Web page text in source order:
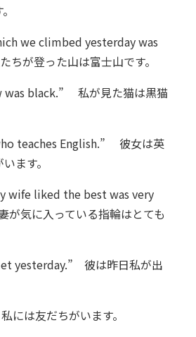
we climbed yesterday was
が登った山は富士山です。
was black.” 私が見た猫は黒猫
teaches English.” 彼女は英
ます。
wife liked the best was very
気に入っている指輪はとても
yesterday.” 彼は昨日私が出
は友だちがいます。